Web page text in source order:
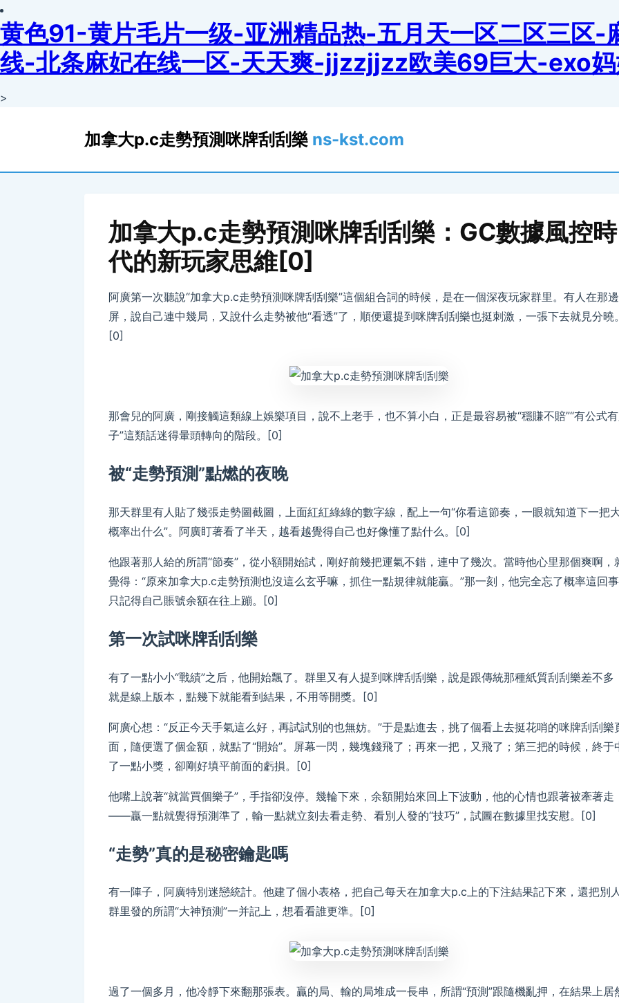
黄色91-黄片毛片一级-亚洲精品热-五月天一区二区三区-
线-北条麻妃在线一区-天天爽-jjzzjjzz欧美69巨大-exo妈
>
加拿大p.c走勢預測咪牌刮刮樂 ns-kst.com
加拿大p.c走勢預測咪牌刮刮樂：GC數據風控時
代的新玩家思維[0]
阿廣第一次聽說“加拿大p.c走勢預測咪牌刮刮樂”這個組合詞的時候，是在一個深夜玩家群里。有人在那
屏，說自己連中幾局，又說什么走勢被他“看透”了，順便還提到咪牌刮刮樂也挺刺激，一張下去就見分曉。
[0]
那會兒的阿廣，剛接觸這類線上娛樂項目，說不上老手，也不算小白，正是最容易被“穩賺不賠”“有公式
子”這類話迷得暈頭轉向的階段。[0]
被“走勢預測”點燃的夜晚
那天群里有人貼了幾張走勢圖截圖，上面紅紅綠綠的數字線，配上一句“你看這節奏，一眼就知道下一把
概率出什么”。阿廣盯著看了半天，越看越覺得自己也好像懂了點什么。[0]
他跟著那人給的所謂“節奏”，從小額開始試，剛好前幾把運氣不錯，連中了幾次。當時他心里那個爽啊，
覺得：“原來加拿大p.c走勢預測也沒這么玄乎嘛，抓住一點規律就能贏。”那一刻，他完全忘了概率這回事
只記得自己賬號余額在往上蹦。[0]
第一次試咪牌刮刮樂
有了一點小小“戰績”之后，他開始飄了。群里又有人提到咪牌刮刮樂，說是跟傳統那種紙質刮刮樂差不多
就是線上版本，點幾下就能看到結果，不用等開獎。[0]
阿廣心想：“反正今天手氣這么好，再試試別的也無妨。”于是點進去，挑了個看上去挺花哨的咪牌刮刮樂
面，隨便選了個金額，就點了“開始”。屏幕一閃，幾塊錢飛了；再來一把，又飛了；第三把的時候，終于
了一點小獎，卻剛好填平前面的虧損。[0]
他嘴上說著“就當買個樂子”，手指卻沒停。幾輪下來，余額開始來回上下波動，他的心情也跟著被牽著走
——贏一點就覺得預測準了，輸一點就立刻去看走勢、看別人發的“技巧”，試圖在數據里找安慰。[0]
“走勢”真的是秘密鑰匙嗎
有一陣子，阿廣特別迷戀統計。他建了個小表格，把自己每天在加拿大p.c上的下注結果記下來，還把別
群里發的所謂“大神預測”一并記上，想看看誰更準。[0]
過了一個多月，他冷靜下來翻那張表。贏的局、輸的局堆成一長串，所謂“預測”跟隨機亂押，在結果上居